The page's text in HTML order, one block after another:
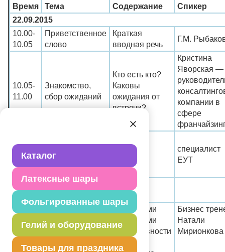
Каталог
Латексные шары
Фольгированные шары
Гелий и оборудование
Товары для праздника
Время Тема Содержание
Спикер
22.09.2015
10.00-
10.05
Приветственное
слово
Краткая
вводная речь
Г.М.
10.05-
11.00
Знакомство,
сбор ожиданий
Кто есть кто?
Каковы
ожидания от
встречи?
Кристина
Яворская —
компании в
сфере
11.00-
11.30
планы на
стратегии
специалист
ЕУТ
11.30-
11.50
Coffee break
11.50-
13.00
Эффективный
магазин
Основными
критериями
эффективности
работы
Бизнес
Натали
Мирионкова